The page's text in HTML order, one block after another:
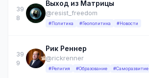
39
8
Выход из Матрицы
@resist_freedom
#Политика #Геополитика #Новости
39
9
Рик Реннер
@rickrenner
#Религия #Образование #Саморазвитие